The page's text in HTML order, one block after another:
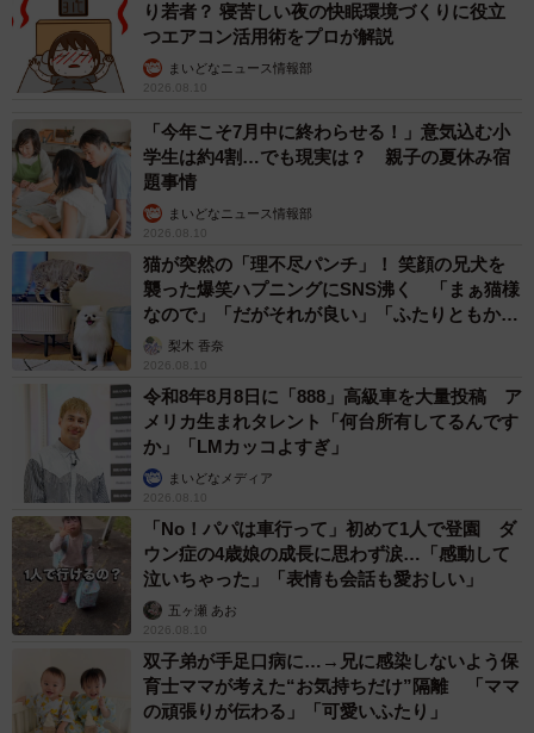
り若者？ 寝苦しい夜の快眠環境づくりに役立
つエアコン活用術をプロが解説
まいどなニュース情報部
2026.08.10
「今年こそ7月中に終わらせる！」意気込む小
学生は約4割…でも現実は？ 親子の夏休み宿
題事情
まいどなニュース情報部
2026.08.10
猫が突然の「理不尽パンチ」！ 笑顔の兄犬を
襲った爆笑ハプニングにSNS沸く 「まぁ猫様
なので」「だがそれが良い」「ふたりともかわ
いいね」
梨木 香奈
2026.08.10
令和8年8月8日に「888」高級車を大量投稿 ア
メリカ生まれタレント「何台所有してるんです
か」「LMカッコよすぎ」
まいどなメディア
2026.08.10
「No！パパは車行って」初めて1人で登園 ダ
ウン症の4歳娘の成長に思わず涙…「感動して
泣いちゃった」「表情も会話も愛おしい」
五ヶ瀬 あお
2026.08.10
双子弟が手足口病に…→兄に感染しないよう保
育士ママが考えた“お気持ちだけ”隔離 「ママ
の頑張りが伝わる」「可愛いふたり」